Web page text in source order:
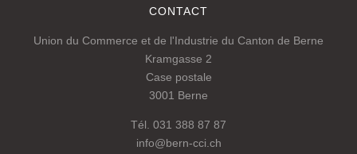
CONTACT
Union du Commerce et de l'Industrie du Canton de Berne
Kramgasse 2
Case postale
3001 Berne
Tél. 031 388 87 87
info@bern-cci.ch